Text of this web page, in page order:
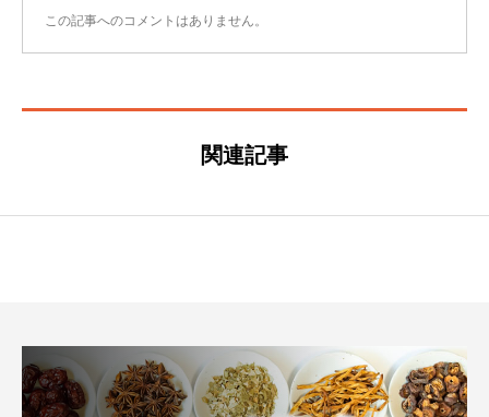
この記事へのコメントはありません。
関連記事